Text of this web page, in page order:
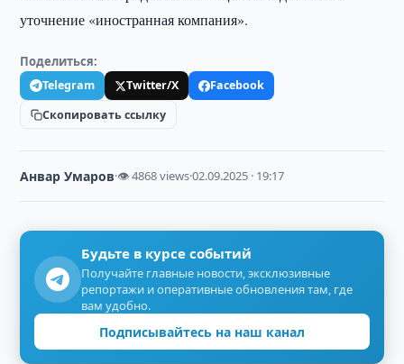
уточнение «иностранная компания».
Поделиться:
Telegram Twitter/X
Facebook
Скопировать ссылку
Анвар Умаров·👁 4868 views·02.09.2025 · 19:17
Будьте в курсе событий
Получайте главные новости, эксклюзивные
репортажи и оперативные обновления там, где
вам удобно.
Подписывайтесь на наш канал